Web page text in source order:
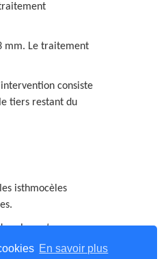
En savoir plus
mm. Le traitement
consiste
tiers restant du
isthmocèles
les autres cas